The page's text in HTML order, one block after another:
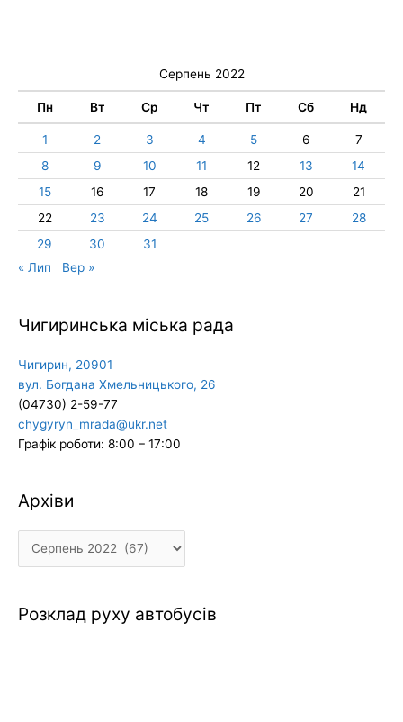
Серпень 2022
Пн Вт Ср Чт Пт Сб Нд
1 2 3 4 5 6
7
8
9 10 11 12 13
14
15
16 17 18 19 20
21
22
23 24 25 26 27
28
29
30
31
« Лип
Вер »
Чигиринська міська рада
Чигирин, 20901
вул. Богдана Хмельницького, 26
(04730) 2-59-77
chygyryn_mrada@ukr.net
Графік роботи: 8:00 – 17:00
Архіви
Архіви
Розклад руху автобусів